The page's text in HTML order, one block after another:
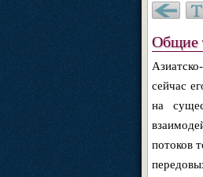
Общие
сейчас
на
потоков